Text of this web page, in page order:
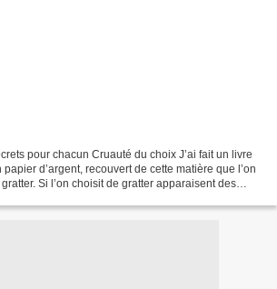
pour chacun Cruauté du choix J’ai fait un livre
d’argent, recouvert de cette matière que l’on
Si l’on choisit de gratter apparaisent des